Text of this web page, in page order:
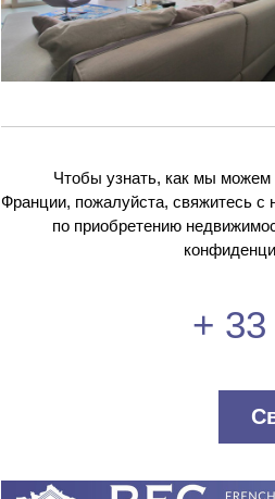
Чтобы узнать, как мы
Франции, пожалуйста, свяжитесь
по приобретению
+